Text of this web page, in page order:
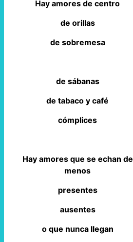
Hay amores de centro
de orillas
de sobremesa
de sábanas
de tabaco y café
cómplices
Hay amores que se echan de
menos
presentes
ausentes
o que nunca llegan